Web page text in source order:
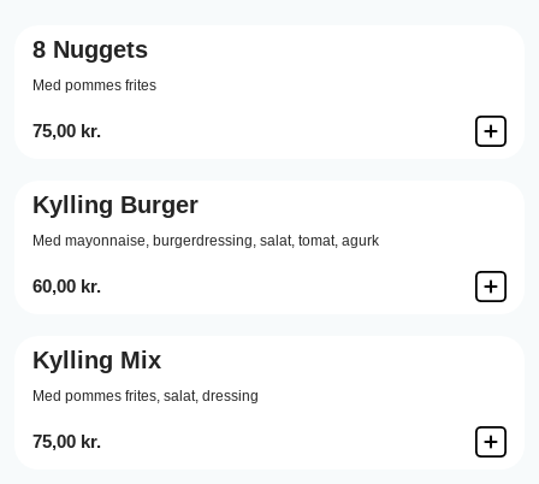
8 Nuggets
Med pommes frites
75,00 kr.
Kylling Burger
Med mayonnaise, burgerdressing, salat, tomat, agurk
60,00 kr.
Kylling Mix
Med pommes frites, salat, dressing
75,00 kr.